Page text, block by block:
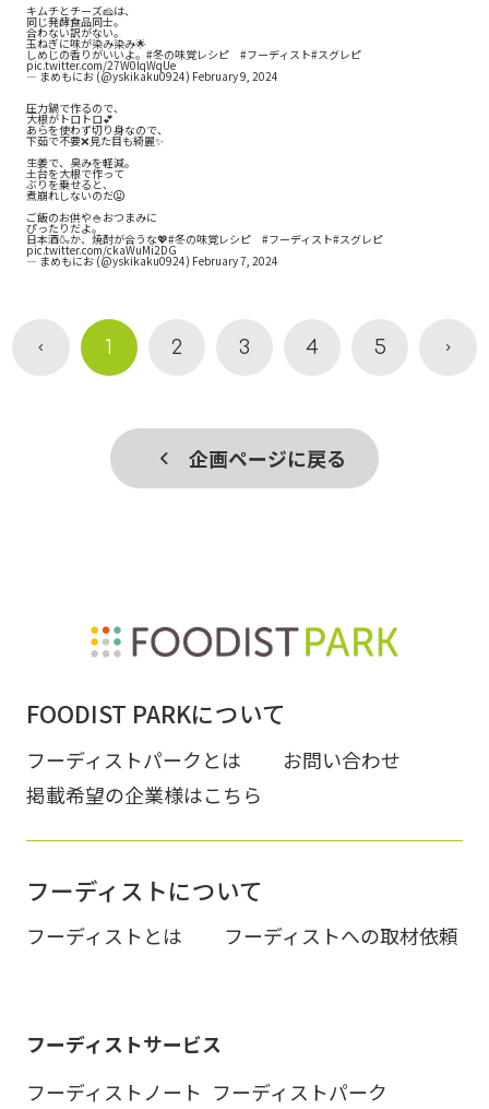
キムチとチーズ🧀は、
同じ発酵食品同士。
合わない訳がない。
玉ねぎに味が染み染み🌟
しめじの香りがいいよ。 #冬の味覚レシピ #フーディスト#スグレピ
pic.twitter.com/27W0lqWqUe
— まめもにお (@yskikaku0924) February 9, 2024
圧力鍋で作るので、
大根がトロトロ💕
あらを使わず切り身なので、
下茹で不要❌見た目も綺麗✨
生姜で、臭みを軽減。
土台を大根で作って
ぶりを乗せると、
煮崩れしないのだ😃
ご飯のお供や🍚おつまみに
ぴったりだよ。
日本酒🍶か、焼酎が合うな💖#冬の味覚レシピ #フーディスト#スグレピ
pic.twitter.com/ckaWuMi2DG
— まめもにお (@yskikaku0924) February 7, 2024
1 2 3 4 5
企画ページに戻る
FOODIST PARKについて
フーディストパークとは
お問い合わせ
掲載希望の企業様はこちら
フーディストについて
フーディストとは フーディストへの取材依頼
フーディストサービス
フーディストノート フーディストパーク